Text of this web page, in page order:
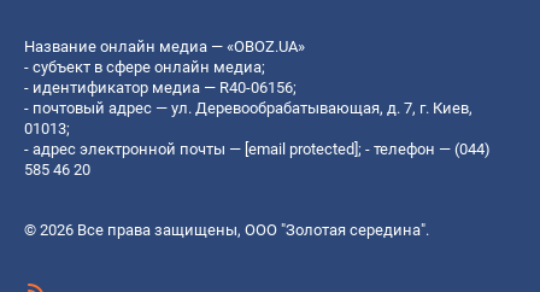
Название онлайн медиа — «OBOZ.UA»
- субъект в сфере онлайн медиа;
- идентификатор медиа — R40-06156;
- почтовый адрес — ул. Деревообрабатывающая, д. 7, г. Киев,
01013;
- адрес электронной почты — [email protected]; - телефон — (044)
585 46 20
© 2026 Все права защищены, ООО "Золотая середина".